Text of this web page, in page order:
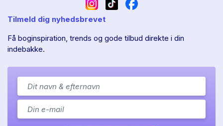
Tilmeld dig nyhedsbrevet
Få boginspiration, trends og gode tilbud direkte i din
indebakke.